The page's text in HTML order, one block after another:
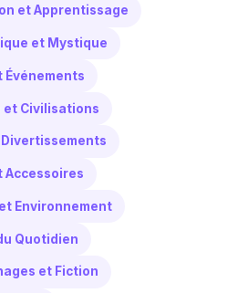
et Apprentissage
et Mystique
Événements
et Civilisations
Accessoires
Environnement
Quotidien
et Fiction